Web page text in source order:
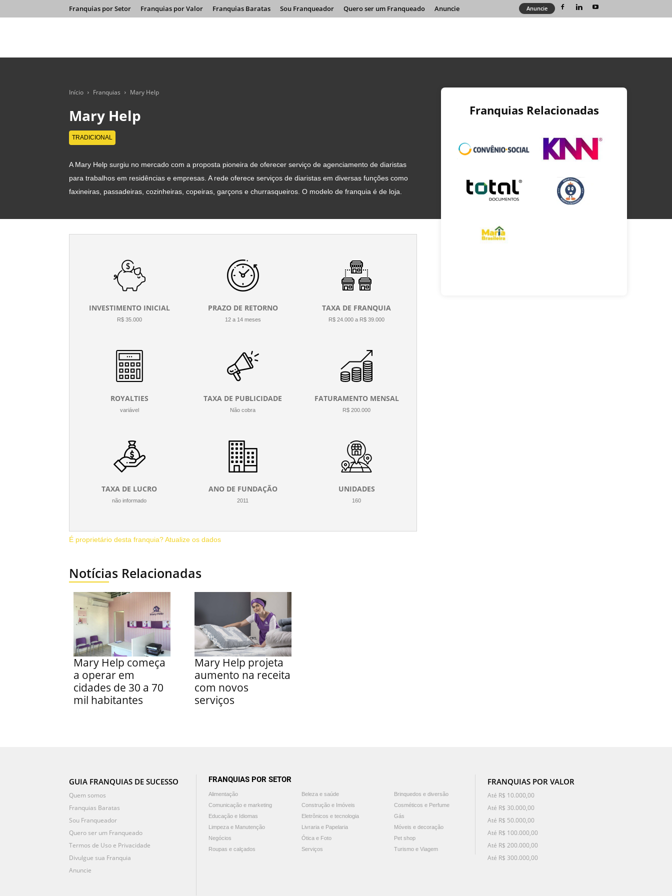
Franquias por Setor Franquias por Valor Franquias Baratas Sou Franqueador Quero ser um Franqueado Anuncie Anuncie
Início Franquias Mary Help
Mary Help
TRADICIONAL
A Mary Help surgiu no mercado com a proposta pioneira de oferecer serviço de agenciamento de diaristas
para trabalhos em residências e empresas. A rede oferece serviços de diaristas em diversas funções como
faxineiras, passadeiras, cozinheiras, copeiras, garçons e churrasqueiros. O modelo de franquia é de loja.
Franquias Relacionadas
INVESTIMENTO INICIAL
R$ 35.000
PRAZO DE RETORNO
12 a 14 meses
TAXA DE FRANQUIA
R$ 24.000 a R$ 39.000
ROYALTIES
variável
TAXA DE PUBLICIDADE
Não cobra
FATURAMENTO MENSAL
R$ 200.000
TAXA DE LUCRO
não informado
ANO DE FUNDAÇÃO
2011
UNIDADES
160
É proprietário desta franquia? Atualize os dados
Notícias Relacionadas
Mary Help começa
a operar em
cidades de 30 a 70
mil habitantes
Mary Help projeta
aumento na receita
com novos
serviços
GUIA FRANQUIAS DE SUCESSO
Quem somos
Franquias Baratas
Sou Franqueador
Quero ser um Franqueado
Termos de Uso e Privacidade
Divulgue sua Franquia
Anuncie
FRANQUIAS POR SETOR
Alimentação Beleza e saúde
Brinquedos e diversão
Comunicação e marketing
Construção e Imóveis
Cosméticos e Perfume
Educação e Idiomas
Eletrônicos e tecnologia
Gás
Limpeza e Manutenção
Livraria e Papelaria
Móveis e decoração
Negócios
Ótica e Foto
Pet shop
Roupas e calçados
Serviços Turismo e Viagem
FRANQUIAS POR VALOR
Até R$ 10.000,00
Até R$ 30.000,00
Até R$ 50.000,00
Até R$ 100.000,00
Até R$ 200.000,00
Até R$ 300.000,00